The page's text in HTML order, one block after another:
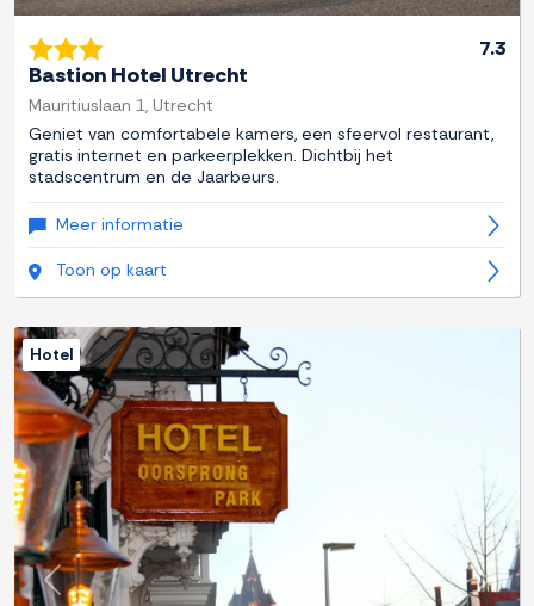
7.3
Bastion Hotel Utrecht
Mauritiuslaan 1, Utrecht
Geniet van comfortabele kamers, een sfeervol restaurant,
gratis internet en parkeerplekken. Dichtbij het
stadscentrum en de Jaarbeurs.
Meer informatie
Toon op kaart
Previous Next
Hotel